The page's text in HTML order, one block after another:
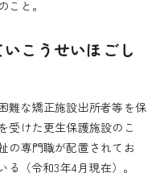
と。
こうせいほごし
難な矯正施設出所者等を保
受けた更生保護施設のこ
の専門職が配置されてお
（令和3年4月現在）。